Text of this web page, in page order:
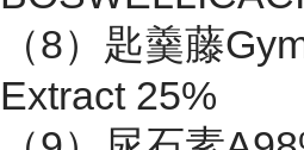
（8）匙羹藤
Extract 25%